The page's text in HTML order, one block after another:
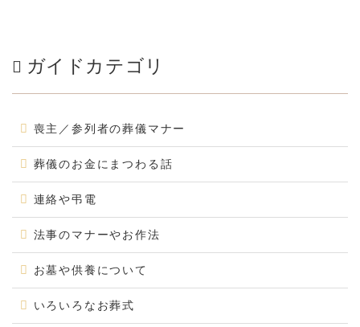
ガイドカテゴリ
喪主／参列者の葬儀マナー
葬儀のお金にまつわる話
連絡や弔電
法事のマナーやお作法
お墓や供養について
いろいろなお葬式